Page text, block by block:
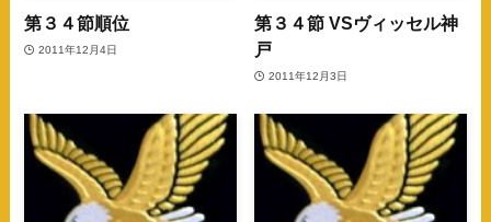
第３４節順位
2011年12月4日
第３４節 VSヴィッセル神
戸
2011年12月3日